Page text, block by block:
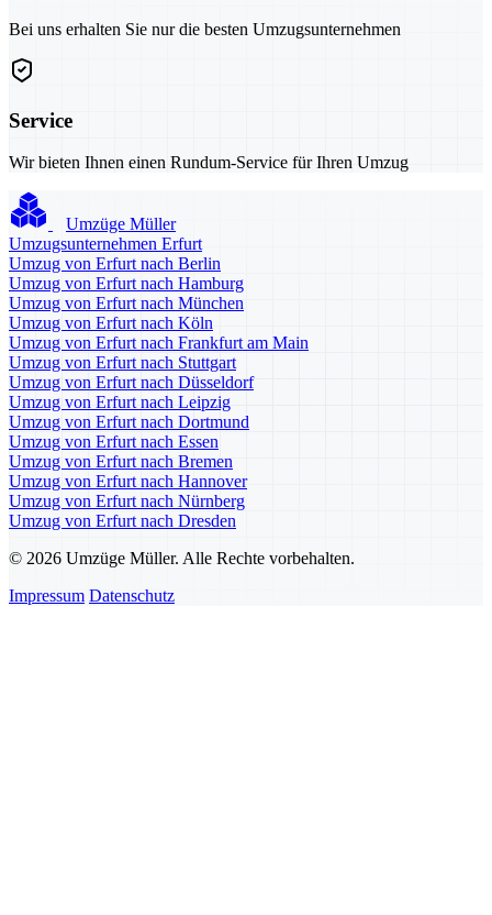
Bei uns erhalten Sie nur die besten Umzugsunternehmen
Service
Wir bieten Ihnen einen Rundum-Service für Ihren Umzug
Umzüge Müller
Umzugsunternehmen Erfurt
Umzug von Erfurt nach Berlin
Umzug von Erfurt nach Hamburg
Umzug von Erfurt nach München
Umzug von Erfurt nach Köln
Umzug von Erfurt nach Frankfurt am Main
Umzug von Erfurt nach Stuttgart
Umzug von Erfurt nach Düsseldorf
Umzug von Erfurt nach Leipzig
Umzug von Erfurt nach Dortmund
Umzug von Erfurt nach Essen
Umzug von Erfurt nach Bremen
Umzug von Erfurt nach Hannover
Umzug von Erfurt nach Nürnberg
Umzug von Erfurt nach Dresden
© 2026 Umzüge Müller. Alle Rechte vorbehalten.
Impressum Datenschutz